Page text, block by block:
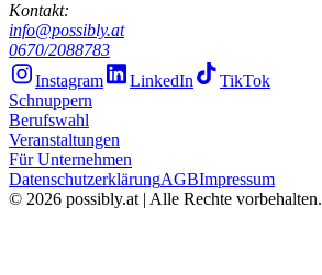
Kontakt:
info@possibly.at
0670/2088783
Instagram
LinkedIn
TikTok
Schnuppern
Berufswahl
Veranstaltungen
Für Unternehmen
DatenschutzerklärungAGBImpressum
© 2026 possibly.at | Alle Rechte vorbehalten.